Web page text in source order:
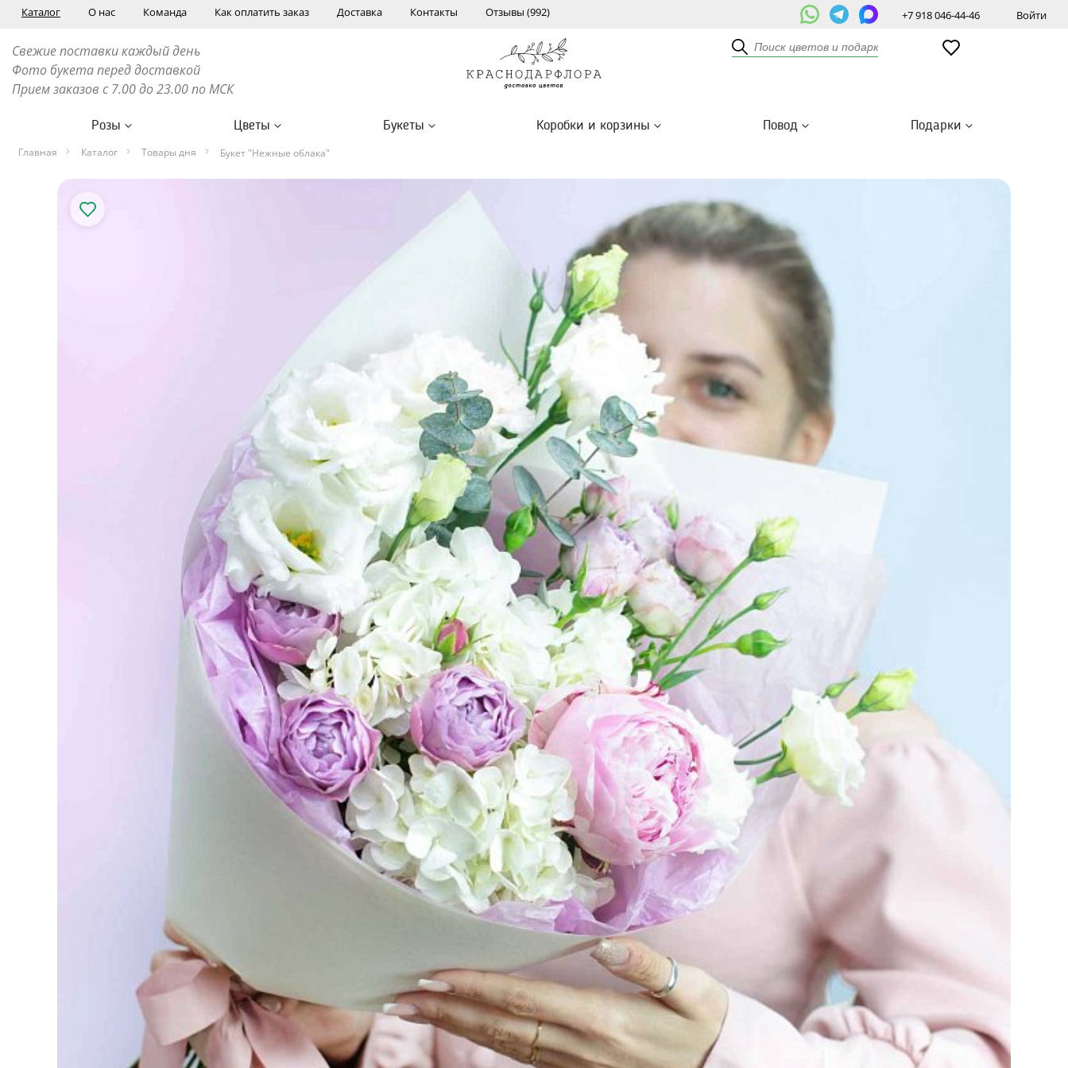
Каталог О нас Команда Как оплатить заказ Доставка Контакты Отзывы (992) +7 918 046-44-46 Войти
Свежие поставки каждый день
Фото букета перед доставкой
Прием заказов с 7.00 до 23.00 по МСК
Розы Цветы Букеты Коробки и корзины Повод Подарки
Главная Каталог Товары дня Букет "Нежные облака"